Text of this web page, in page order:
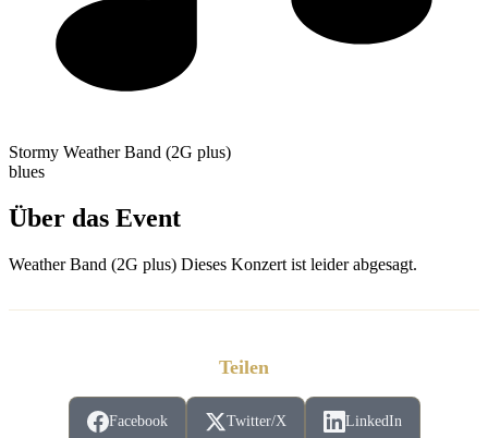
Stormy Weather Band (2G plus)
blues
Über das Event
Weather Band (2G plus) Dieses Konzert ist leider abgesagt.
Teilen
Facebook Twitter/X LinkedIn